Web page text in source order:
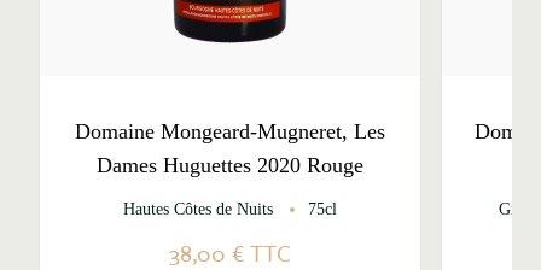
Domaine Mongeard-Mugneret, Les
Dames Huguettes 2020 Rouge
Hautes Côtes de Nuits 75cl
38,00 €TTC